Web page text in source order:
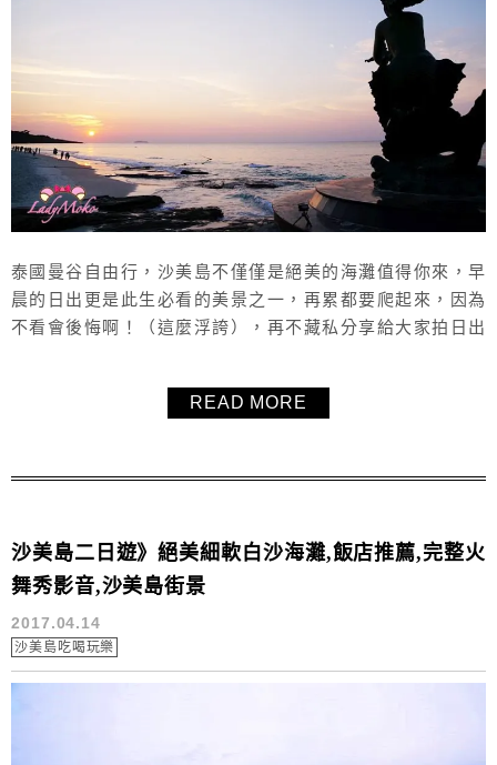
泰國曼谷自由行，沙美島不僅僅是絕美的海灘值得你來，早
晨的日出更是此生必看的美景之一，再累都要爬起來，因為
不看會後悔啊！（這麼浮誇），再不藏私分享給大家拍日出
好玩！帶著我們來到了沙美島上其他角落秘境，乾淨蔚藍的
READ MORE
沙美島二日遊》絕美細軟白沙海灘,飯店推薦,完整火
舞秀影音,沙美島街景
2017.04.14
沙美島吃喝玩樂